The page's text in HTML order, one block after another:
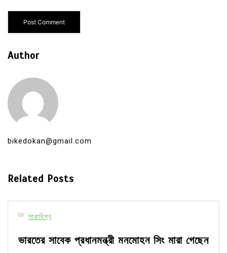
Author
bikedokan@gmail.com
Related Posts
In সারাবিশ্ব
ভারতের সাবেক প্রধানমন্ত্রী মনমোহন সিং মারা গেছেন